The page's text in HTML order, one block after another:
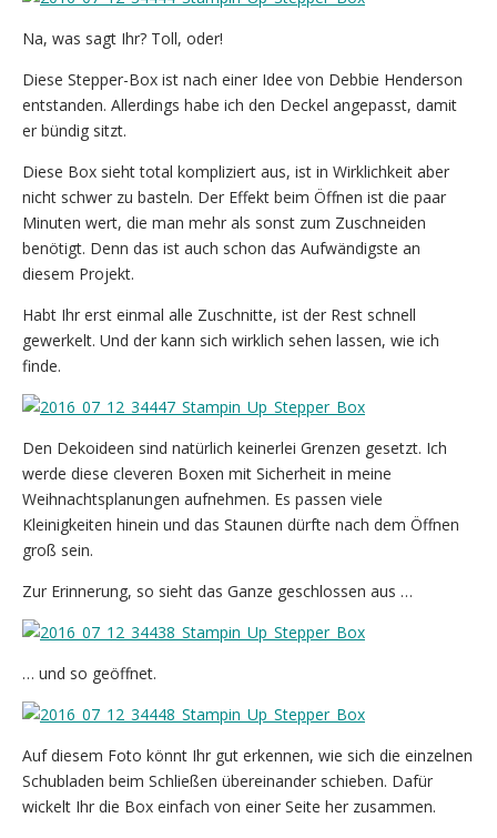
Na, was sagt Ihr? Toll, oder!
Diese Stepper-Box ist nach einer Idee von Debbie Henderson
entstanden. Allerdings habe ich den Deckel angepasst, damit
er bündig sitzt.
Diese Box sieht total kompliziert aus, ist in Wirklichkeit aber
nicht schwer zu basteln. Der Effekt beim Öffnen ist die paar
Minuten wert, die man mehr als sonst zum Zuschneiden
benötigt. Denn das ist auch schon das Aufwändigste an
diesem Projekt.
Habt Ihr erst einmal alle Zuschnitte, ist der Rest schnell
gewerkelt. Und der kann sich wirklich sehen lassen, wie ich
finde.
Den Dekoideen sind natürlich keinerlei Grenzen gesetzt. Ich
werde diese cleveren Boxen mit Sicherheit in meine
Weihnachtsplanungen aufnehmen. Es passen viele
Kleinigkeiten hinein und das Staunen dürfte nach dem Öffnen
groß sein.
Zur Erinnerung, so sieht das Ganze geschlossen aus …
… und so geöffnet.
Auf diesem Foto könnt Ihr gut erkennen, wie sich die einzelnen
Schubladen beim Schließen übereinander schieben. Dafür
wickelt Ihr die Box einfach von einer Seite her zusammen.